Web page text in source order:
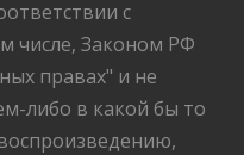
с
числе, Законом РФ
правах" и не
либо в какой бы то